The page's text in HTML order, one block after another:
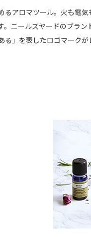
アロマツール。火も電
ニールズヤードのブラ
」を表したロゴマークが